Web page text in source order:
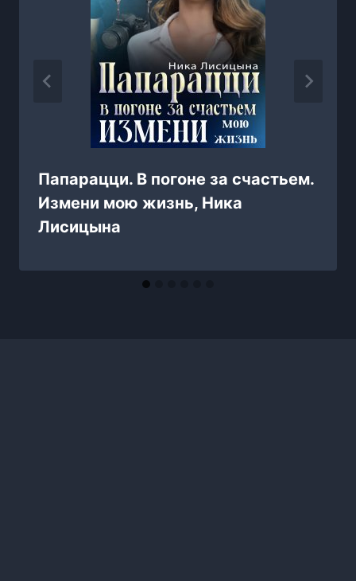
Папарацци. В погоне за счастьем.
Измени мою жизнь, Ника
Лисицына